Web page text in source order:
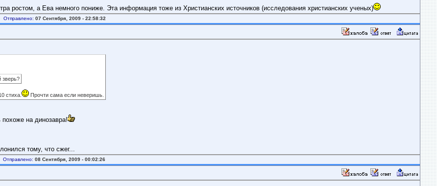
ростом, а Ева немного пониже. Эта информация тоже из Христианских источников (исследования христианских ученых)
Отправлено: 07 Сентября, 2009 - 22:58:32
зверь?
стиха. Прочти сама если неверишь.
на динозавра!
тому, что сжег...
Отправлено: 08 Сентября, 2009 - 00:02:26